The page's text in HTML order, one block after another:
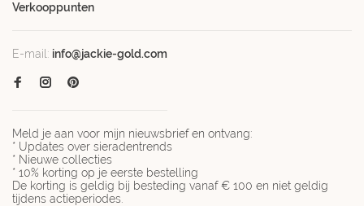
Verkooppunten
E-mail: info@jackie-gold.com
Meld je aan voor mijn nieuwsbrief en ontvang:
* Updates over sieradentrends
* Nieuwe collecties
* 10% korting op je eerste bestelling
De korting is geldig bij besteding vanaf € 100 en niet geldig
tijdens actieperiodes.